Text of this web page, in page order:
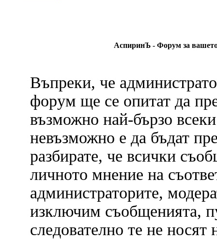
АспиринЪ - Форум за вашето
Въпреки, че
форум ще се опитат да
възможно най-бързо
невъзможно е да бъдат
разбирате, че всички
личното мнение на
администраторите,
изключим съобщенията,
следователно те не носят